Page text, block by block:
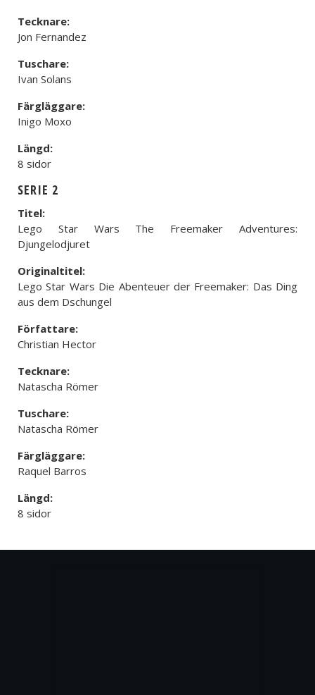
Tecknare:
Jon Fernandez
Tuschare:
Ivan Solans
Färgläggare:
Inigo Moxo
Längd:
8 sidor
SERIE 2
Titel:
Lego Star Wars The Freemaker Adventures:
Djungelodjuret
Originaltitel:
Lego Star Wars Die Abenteuer der Freemaker: Das Ding
aus dem Dschungel
Författare:
Christian Hector
Tecknare:
Natascha Römer
Tuschare:
Natascha Römer
Färgläggare:
Raquel Barros
Längd:
8 sidor